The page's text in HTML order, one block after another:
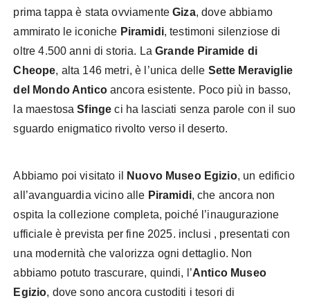
prima tappa è stata ovviamenteGiza, dove abbiamo
ammirato le iconiche Piramidi, testimoni silenziose di
oltre 4.500 anni di storia. LaGrande Piramide di
Cheope, alta 146 metri, è l’unica delle Sette Meraviglie
del Mondo Anticoancora esistente. Poco più in basso,
la maestosaSfinge ci ha lasciati senza parole con il suo
sguardo enigmatico rivolto verso il deserto.
Abbiamo poi visitato il Nuovo Museo Egizio, un edificio
all’avanguardia vicino alle Piramidi, che ancora non
ospita la collezione completa, poiché l’inaugurazione
ufficiale è prevista per fine 2025. inclusi , presentati con
una modernità che valorizza ogni dettaglio. Non
abbiamo potuto trascurare, quindi, l’Antico Museo
Egizio, dove sono ancora custoditi i tesori di